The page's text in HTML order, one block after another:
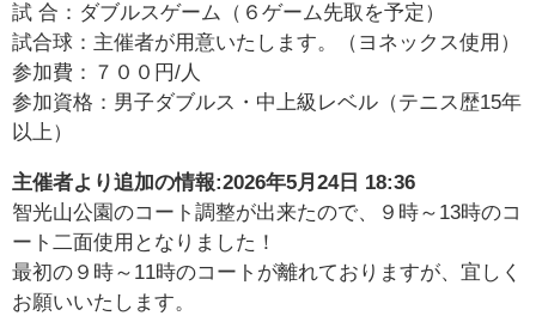
試 合：ダブルスゲーム（６ゲーム先取を予定）
試合球：主催者が用意いたします。（ヨネックス使用）
参加費：７００円/人
参加資格：男子ダブルス・中上級レベル（テニス歴15年
以上）
主催者より追加の情報:2026年5月24日 18:36
智光山公園のコート調整が出来たので、９時～13時のコ
ート二面使用となりました！
最初の９時～11時のコートが離れておりますが、宜しく
お願いいたします。